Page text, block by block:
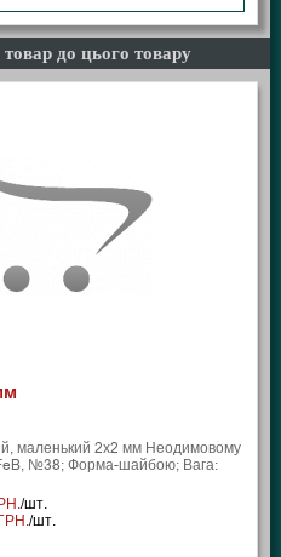
до цього товару
маленький 2х2 мм Неодимовому
№38; Форма-шайбою; Вага:
/шт.
/шт.